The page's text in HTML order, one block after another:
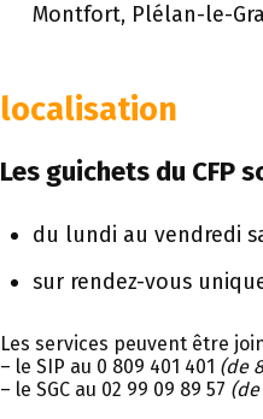
Montfort, Plélan-le-
localisation
Les guichets du CFP
du lundi au vendredi
sur rendez-vous
Les services peuvent être
– le SIP au 0 809 401 401 (de
– le SGC au 02 99 09 89 57 (de